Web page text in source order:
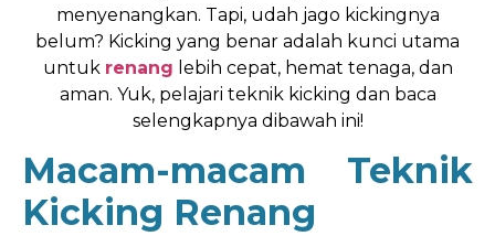
menyenangkan. Tapi, udah jago kickingnya
belum? Kicking yang benar adalah kunci utama
untuk renang lebih cepat, hemat tenaga, dan
aman. Yuk, pelajari teknik kicking dan baca
selengkapnya dibawah ini!
Macam-macam Teknik
Kicking Renang